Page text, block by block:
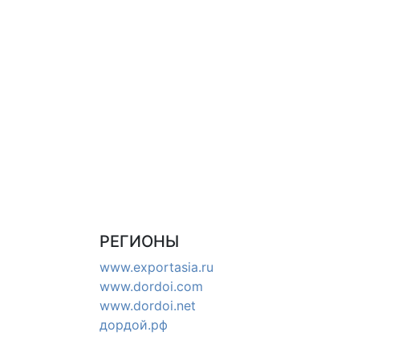
РЕГИОНЫ
www.exportasia.ru
www.dordoi.com
www.dordoi.net
дордой.рф